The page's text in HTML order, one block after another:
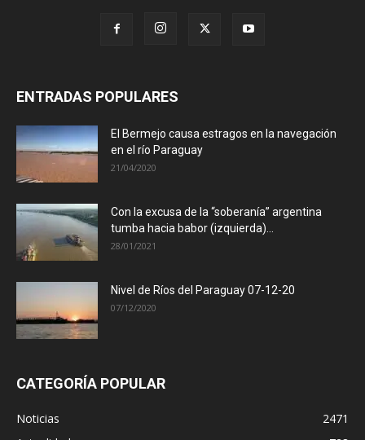
ENTRADAS POPULARES
El Bermejo causa estragos en la navegación
en el río Paraguay
21/04/2020
Con la excusa de la “soberanía” argentina
tumba hacia babor (izquierda)...
28/01/2021
Nivel de Ríos del Paraguay 07-12-20
07/12/2020
CATEGORÍA POPULAR
Noticias
2471